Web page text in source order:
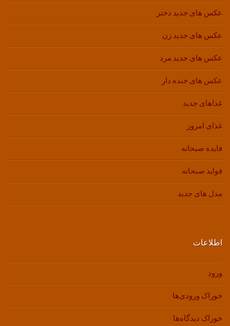
عکس های جدید دختر
عکس های جدید زن
عکس های جدید مرد
عکس های خنده دار
غذاهای جدید
غذای امروز
فایده صبحانه
فواید صبحانه
مدل های جدید
اطلاعات
ورود
خوراک ورودی‌ها
خوراک دیدگاه‌ها